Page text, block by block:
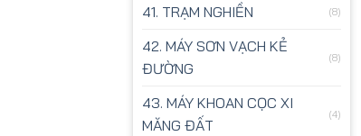
41. TRẠM NGHIỀN (8)
42. MÁY SƠN VẠCH KẺ
ĐƯỜNG
(8)
43. MÁY KHOAN CỌC XI
MĂNG ĐẤT
(4)